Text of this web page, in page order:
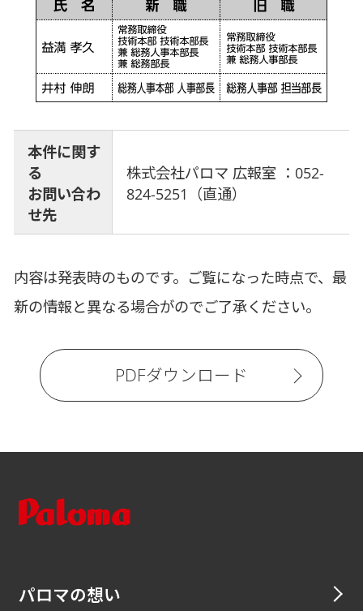
本件に関す
る
お問い合わ
せ先
株式会社パロマ 広報室 ：052-
824-5251（直通）
内容は発表時のものです。ご覧になった時点で、最
新の情報と異なる場合がのでご了承ください。
PDFダウンロード
パロマの想い